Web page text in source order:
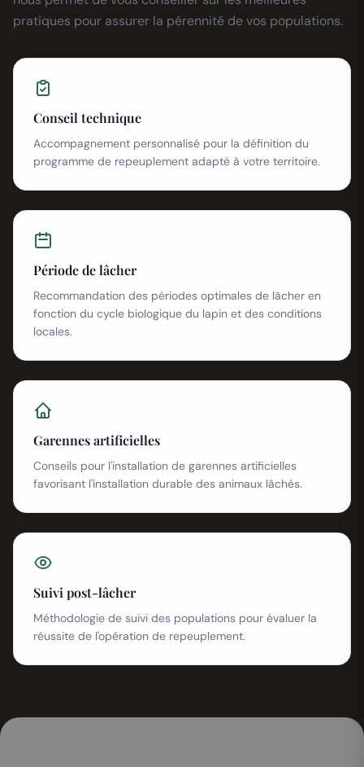
pratiques pour assurer la pérennité de vos populations.
Conseil technique
Accompagnement personnalisé pour la définition du
programme de repeuplement adapté à votre territoire.
Période de lâcher
Recommandation des périodes optimales de lâcher en
fonction du cycle biologique du lapin et des conditions
locales.
Garennes artificielles
Conseils pour l'installation de garennes artificielles
favorisant l'installation durable des animaux lâchés.
Suivi post-lâcher
Méthodologie de suivi des populations pour évaluer la
réussite de l'opération de repeuplement.